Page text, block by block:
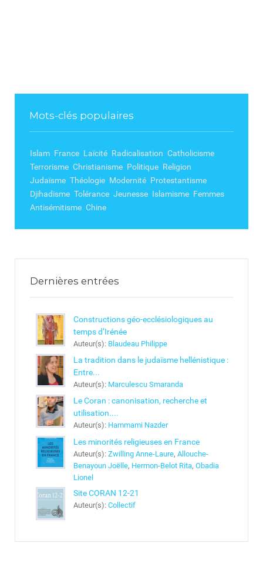
Mots-clés populaires
Islam France Laïcité Radicalisation Catholicisme
Terrorisme Christianisme Politique Religion
Judaïsme Théologie Modernité Protestantisme
Djihadisme Tolérance Jeunesse Islamisme Femmes
Antisémitisme Chine
Dernières entrées
Constructions géo-ecclésiologiques au
temps d’Irénée
Auteur(s): Blaudeau Philippe
La tradition dans le judaïsme hellénistique :
Entre...
Auteur(s): Marculescu Smaranda
Le Coran : canonisation, recherche et
utilisation....
Auteur(s): Hammami Nazder
Les minorités religieuses en France
Auteur(s):Zwilling Anne-Laure,Allouche-
Benayoun Joëlle, Hermon-Belot Rita,Obadia
Lionel
Site CORAN 12-21
Auteur(s):Collectif